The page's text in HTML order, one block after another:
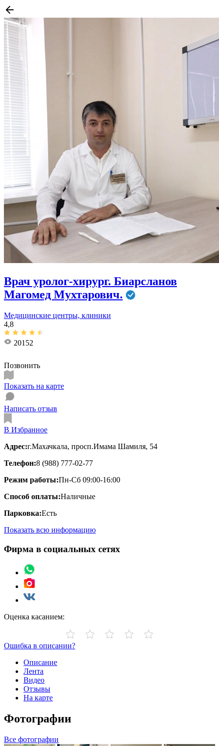
Врач уролог-хирург. Биарсланов
Магомед Мухтарович.
Медицинские центры, клиники
4,8
20152
Позвонить
Показать на карте
Написать отзыв
В Избранное
Адрес:г.Махачкала, просп.Имама Шамиля, 54
Телефон:8 (988) 777-02-77
Режим работы:Пн-Сб 09:00-16:00
Способ оплаты:Наличные
Парковка:Есть
Показать всю информацию
Фирма в социальных сетях
Оценка касанием:
Ошибка в описании?
Описание
Лента
Видео
Отзывы
На карте
Фотографии
Все фотографии